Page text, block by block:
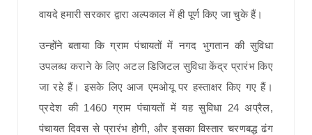
वायदे हमारी सरकार द्वारा अल्पकाल में ही पूर्ण किए जा चुके हैं।
उन्होंने बताया कि ग्राम पंचायतों में नगद भुगतान की सुविधा
उपलब्ध कराने के लिए अटल डिजिटल सुविधा केंद्र प्रारंभ किए
जा रहे हैं। इसके लिए आज एमओयू पर हस्ताक्षर किए गए हैं।
प्रदेश की 1460 ग्राम पंचायतों में यह सुविधा 24 अप्रैल,
पंचायत दिवस से प्रारंभ होगी, और इसका विस्तार चरणबद्ध ढंग